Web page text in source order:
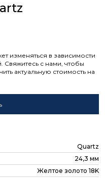
изменяться в зависимости
Свяжитесь с нами, чтобы
актуальную стоимость на
Quartz
24,3 мм
Желтое золото 18K